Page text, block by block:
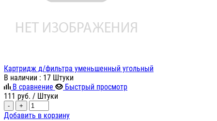
Картридж д/фильтра уменьшенный угольный
В наличии : 17 Штуки
В сравнение
Быстрый просмотр
111 руб. / Штуки
- +
Добавить в корзину